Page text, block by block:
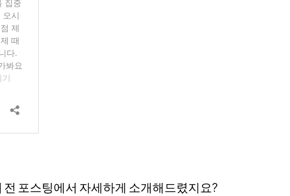
포스팅에서 자세하게 소개해드렸지요?